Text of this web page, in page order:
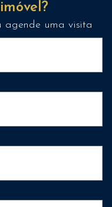
agende uma visita